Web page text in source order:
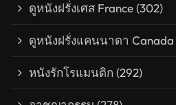
ดูหนังฝรั่งเศส France(302)
ดูหนังฝรั่งแคนนาดา Canada
หนังรักโรแมนติก (292)